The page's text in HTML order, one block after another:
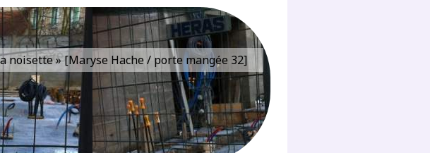
noisette » [Maryse Hache / porte mangée 32]